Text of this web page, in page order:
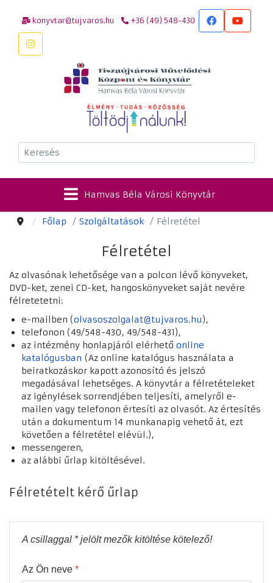
konyvtar@tujvaros.hu +36 (49) 548-430
Keresés
Hamvas Béla Városi Könyvtár
Főlap Szolgáltatások Félretétel
Félretétel
Az olvasónak lehetősége van a polcon lévő könyveket,
DVD-ket, zenei CD-ket, hangoskönyveket saját nevére
félretetetni:
e-mailben (olvasoszolgalat@tujvaros.hu ),
telefonon (49/548-430, 49/548-431),
az intézmény honlapjáról elérhető online
katalógusban (Az online katalógus használata a
beiratkozáskor kapott azonosító és jelszó
megadásával lehetséges. A könyvtár a félretételeket
az igénylések sorrendjében teljesíti, amelyről e-
mailen vagy telefonon értesíti az olvasót. Az értesítés
után a dokumentum 14 munkanapig vehető át, ezt
követően a félretétel elévül.),
messengeren,
az alábbi űrlap kitöltésével.
Félretételt kérő űrlap
A csillaggal * jelölt mezők kitöltése kötelező!
Az Ön neve *